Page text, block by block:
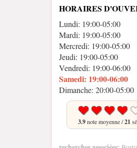
HORAIRES
Lundi: 19:00-05:00
Mardi: 19:00-05:00
Mercredi: 19:00-05:00
Jeudi: 19:00-05:00
Vendredi: 19:00-06:00
Samedi: 19:00-06:00
Dimanche: 20:00-05:00
3.9note moyenne /21